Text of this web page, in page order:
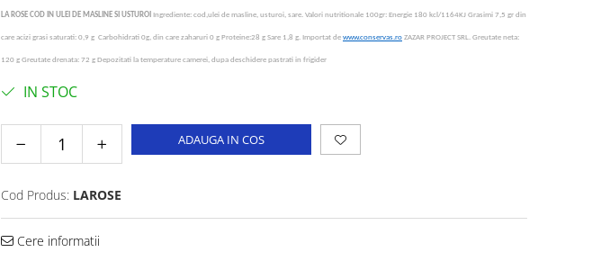
LA ROSE COD IN ULEI DE MASLINE SI USTUROI Ingrediente: cod,ulei de masline, usturoi, sare. Valori nutritionale 100gr: Energie 180 kcl/1164KJ Grasimi 7,5 gr din
care acizi grasi saturati: 0,9 g Carbohidrati 0g, din care zaharuri 0 g Proteine:28 g Sare 1,8 g. Importat de www.conservas.ro ZAZAR PROJECT SRL. Greutate neta:
120 g Greutate drenata: 72 g Depozitati la temperature camerei, dupa deschidere pastrati in frigider
IN STOC
ADAUGA IN COS
Cod Produs: LAROSE
Cere informatii